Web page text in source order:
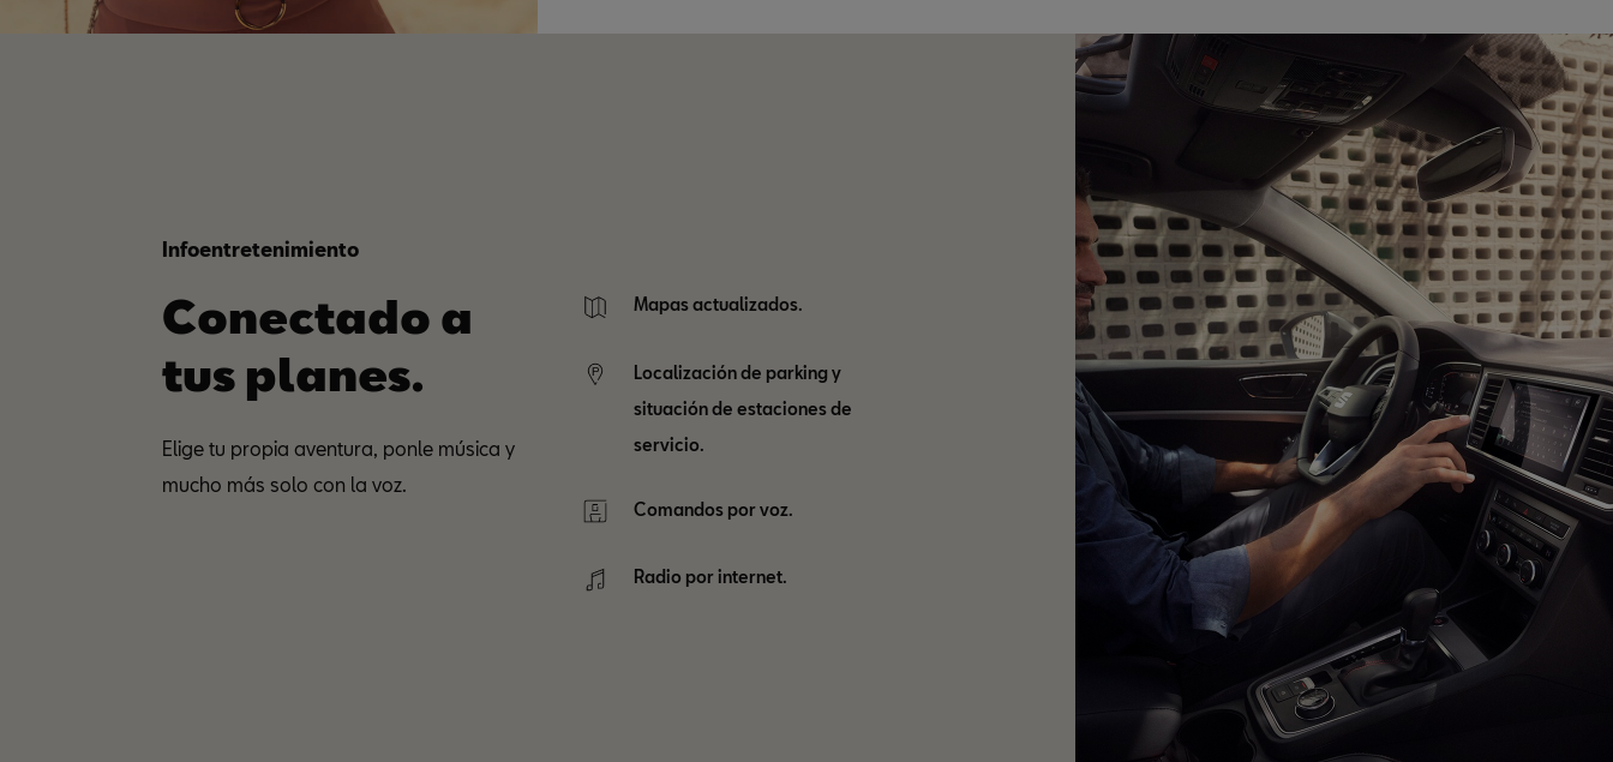
Infoentretenimiento
Conectado a
tus planes.
Elige tu propia aventura, ponle música y
mucho más solo con la voz.
Mapas actualizados.
Localización de parking y
situación de estaciones de
servicio.
Comandos por voz.
Radio por internet.